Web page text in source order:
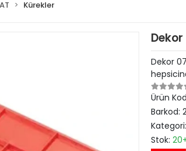
Kürekler
Dekor
Ürün
Barkod:
Kategori:
Stok: